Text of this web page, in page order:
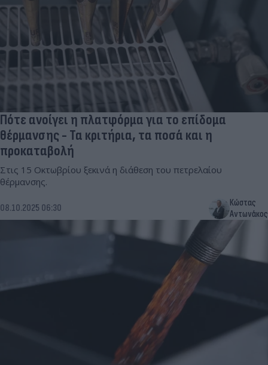
Πότε ανοίγει η πλατφόρμα για το επίδομα
θέρμανσης - Τα κριτήρια, τα ποσά και η
προκαταβολή
Στις 15 Οκτωβρίου ξεκινά η διάθεση του πετρελαίου
θέρμανσης.
08.10.2025 06:30
Κώστας
Αντωνάκος